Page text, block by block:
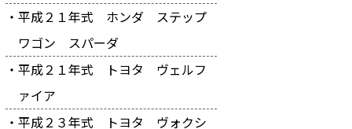
・平成２１年式 ホンダ ステップ
ワゴン スパーダ
・平成２１年式 トヨタ ヴェルフ
ァイア
・平成２３年式 トヨタ ヴォクシ